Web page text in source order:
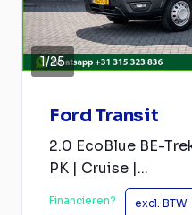
1/25
Ford Transit
2.0 EcoBlue BE-
PK | Cruise |...
Financieren? excl. BTW